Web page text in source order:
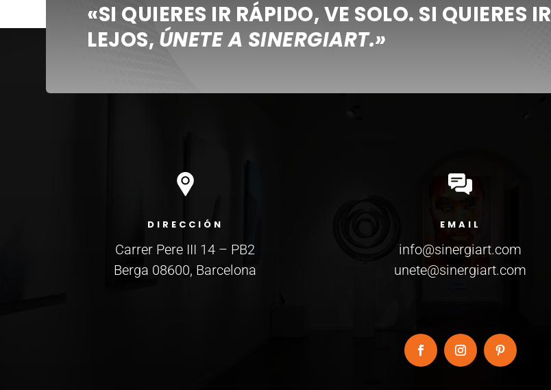
«SI QUIERES IR RÁPIDO, VE SOLO. SI QUIERES IR
LEJOS, ÚNETE A SINERGIART.»
DIRECCIÓN
Carrer Pere III 14 – PB2
Berga 08600, Barcelona
EMAIL
info@sinergiart.com
unete@sinergiart.com